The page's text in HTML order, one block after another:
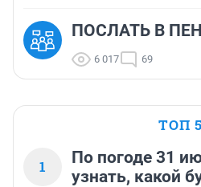
ПОСЛАТЬ В
6 017 69
ТОП 5
1
По погоде 31
узнать, какой